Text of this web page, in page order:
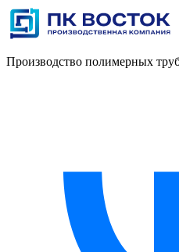
Производство полимерных